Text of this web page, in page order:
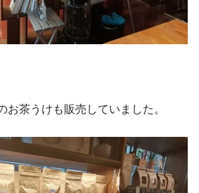
お茶うけも販売していました。